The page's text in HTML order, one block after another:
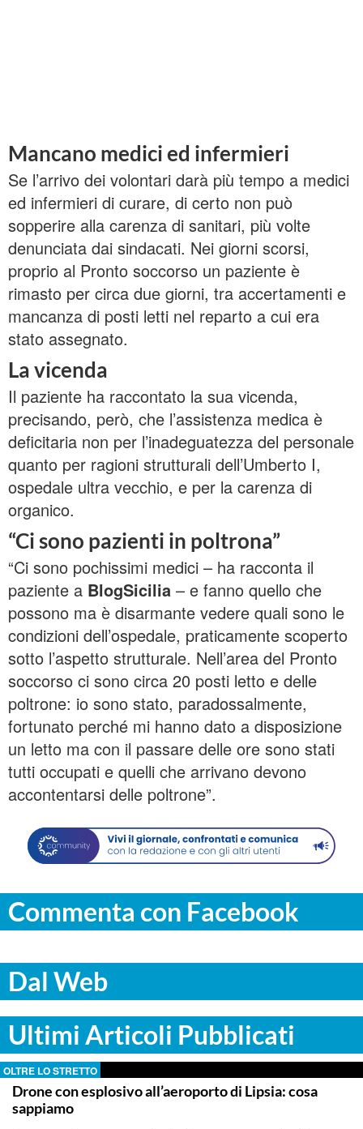
Mancano medici ed infermieri
Se l’arrivo dei volontari darà più tempo a medici
ed infermieri di curare, di certo non può
sopperire alla carenza di sanitari, più volte
denunciata dai sindacati. Nei giorni scorsi,
proprio al Pronto soccorso un paziente è
rimasto per circa due giorni, tra accertamenti e
mancanza di posti letti nel reparto a cui era
stato assegnato.
La vicenda
Il paziente ha raccontato la sua vicenda,
precisando, però, che l’assistenza medica è
deficitaria non per l’inadeguatezza del personale
quanto per ragioni strutturali dell’Umberto I,
ospedale ultra vecchio, e per la carenza di
organico.
“Ci sono pazienti in poltrona”
“Ci sono pochissimi medici – ha racconta il
paziente a BlogSicilia – e fanno quello che
possono ma è disarmante vedere quali sono le
condizioni dell’ospedale, praticamente scoperto
sotto l’aspetto strutturale. Nell’area del Pronto
soccorso ci sono circa 20 posti letto e delle
poltrone: io sono stato, paradossalmente,
fortunato perché mi hanno dato a disposizione
un letto ma con il passare delle ore sono stati
tutti occupati e quelli che arrivano devono
accontentarsi delle poltrone”.
Commenta con Facebook
Dal Web
Ultimi Articoli Pubblicati
OLTRE LO STRETTO
Drone con esplosivo all’aeroporto di Lipsia: cosa
sappiamo